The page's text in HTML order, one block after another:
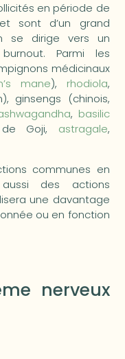
en période de
sont d’un grand
se dirige vers un
Parmi les
médicinaux
mane), rhodiola,
ginsengs (chinois,
, basilic
Goji, astragale,
communes en
des actions
une davantage
ou en fonction
nerveux